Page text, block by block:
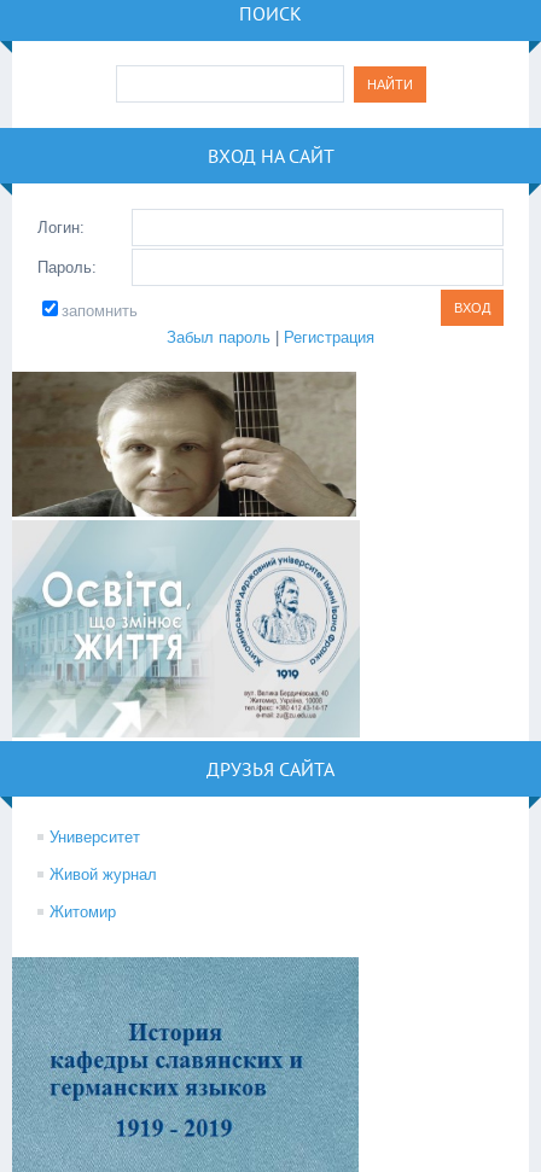
ПОИСК
ВХОД НА САЙТ
Логин:
Пароль:
запомнить
Забыл пароль
Регистрация
ДРУЗЬЯ САЙТА
Университет
Живой журнал
Житомир